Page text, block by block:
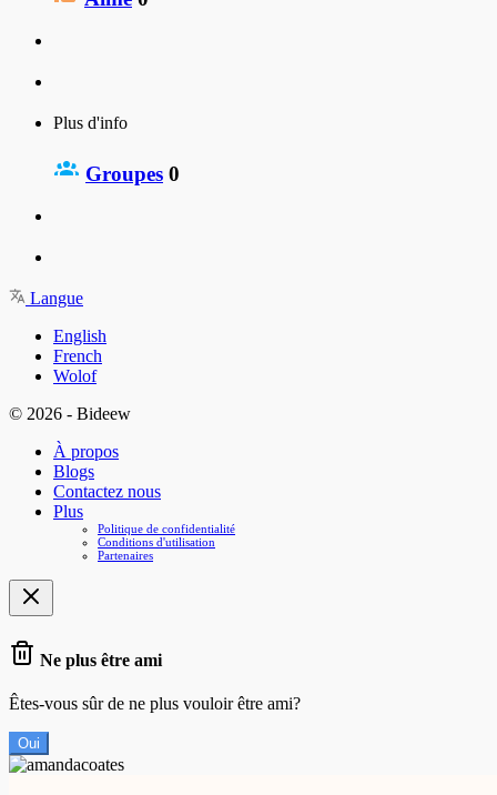
Plus d'info
Groupes 0
Langue
English
French
Wolof
© 2026 - Bideew
À propos
Blogs
Contactez nous
Plus
Politique de confidentialité
Conditions d'utilisation
Partenaires
Ne plus être ami
Êtes-vous sûr de ne plus vouloir être ami?
Oui